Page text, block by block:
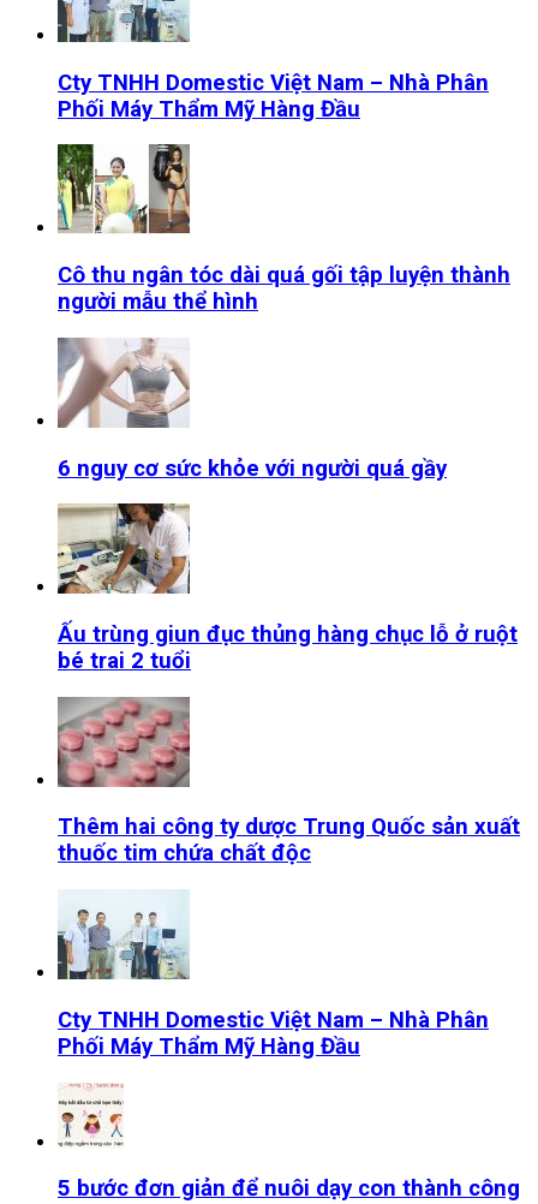
Cty TNHH Domestic Việt Nam – Nhà Phân
Phối Máy Thẩm Mỹ Hàng Đầu
Cô thu ngân tóc dài quá gối tập luyện thành
người mẫu thể hình
6 nguy cơ sức khỏe với người quá gầy
Ấu trùng giun đục thủng hàng chục lỗ ở ruột
bé trai 2 tuổi
Thêm hai công ty dược Trung Quốc sản xuất
thuốc tim chứa chất độc
Cty TNHH Domestic Việt Nam – Nhà Phân
Phối Máy Thẩm Mỹ Hàng Đầu
5 bước đơn giản để nuôi dạy con thành công